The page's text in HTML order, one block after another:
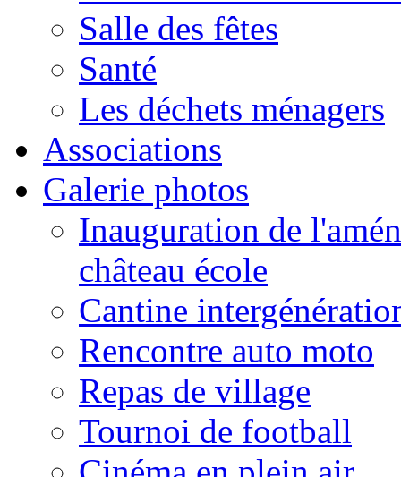
Salle des fêtes
Santé
Les déchets ménagers
Associations
Galerie photos
Inauguration de
château école
Cantine
Rencontre auto moto
Repas de village
Tournoi de football